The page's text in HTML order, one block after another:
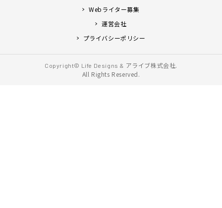
Webライター募集
運営会社
プライバシーポリシー
Copyright© Life Designs & アライブ株式会社.
All Rights Reserved.